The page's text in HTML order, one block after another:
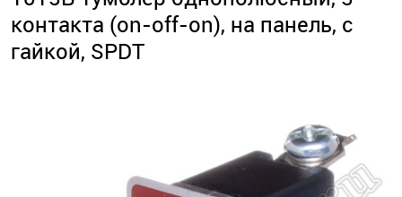
контакта (on-off-on), на панель, с
гайкой, SPDT